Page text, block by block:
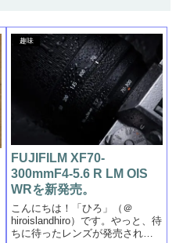
趣味
FUJIFILM XF70-
300mmF4-5.6 R LM OIS
WRを新発売。
こんにちは！「ひろ」（＠
hiroislandhiro）です。やっと、待
ちに待ったレンズが発売されま